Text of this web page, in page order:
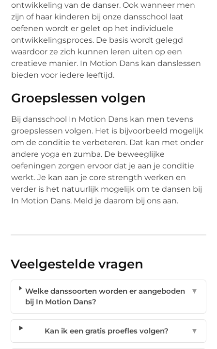
ontwikkeling van de danser. Ook wanneer men
zijn of haar kinderen bij onze dansschool laat
oefenen wordt er gelet op het individuele
ontwikkelingsproces. De basis wordt gelegd
waardoor ze zich kunnen leren uiten op een
creatieve manier. In Motion Dans kan danslessen
bieden voor iedere leeftijd.
Groepslessen volgen
Bij dansschool In Motion Dans kan men tevens
groepslessen volgen. Het is bijvoorbeeld mogelijk
om de conditie te verbeteren. Dat kan met onder
andere yoga en zumba. De beweeglijke
oefeningen zorgen ervoor dat je aan je conditie
werkt. Je kan aan je core strength werken en
verder is het natuurlijk mogelijk om te dansen bij
In Motion Dans. Meld je daarom bij ons aan.
Veelgestelde vragen
Welke danssoorten worden er aangeboden
bij In Motion Dans?
▼
Kan ik een gratis proefles volgen? ▼